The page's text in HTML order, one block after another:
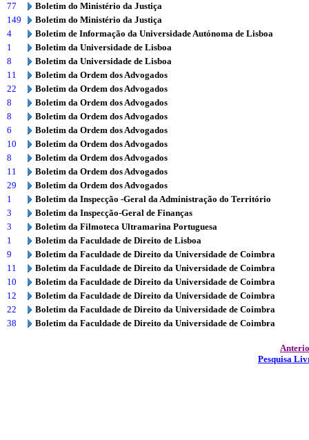
77
Boletim do Ministério da Justiça
149
Boletim do Ministério da Justiça
4
Boletim de Informação da Universidade Autónoma de Lisboa
1
Boletim da Universidade de Lisboa
8
Boletim da Universidade de Lisboa
11
Boletim da Ordem dos Advogados
22
Boletim da Ordem dos Advogados
8
Boletim da Ordem dos Advogados
8
Boletim da Ordem dos Advogados
6
Boletim da Ordem dos Advogados
10
Boletim da Ordem dos Advogados
8
Boletim da Ordem dos Advogados
11
Boletim da Ordem dos Advogados
29
Boletim da Ordem dos Advogados
1
Boletim da Inspecção -Geral da Administração do Território
3
Boletim da Inspecção-Geral de Finanças
3
Boletim da Filmoteca Ultramarina Portuguesa
1
Boletim da Faculdade de Direito de Lisboa
9
Boletim da Faculdade de Direito da Universidade de Coimbra
11
Boletim da Faculdade de Direito da Universidade de Coimbra
10
Boletim da Faculdade de Direito da Universidade de Coimbra
12
Boletim da Faculdade de Direito da Universidade de Coimbra
22
Boletim da Faculdade de Direito da Universidade de Coimbra
38
Boletim da Faculdade de Direito da Universidade de Coimbra
Pesquisa